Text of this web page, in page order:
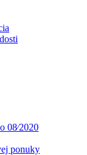
08⁄2020
ponuky